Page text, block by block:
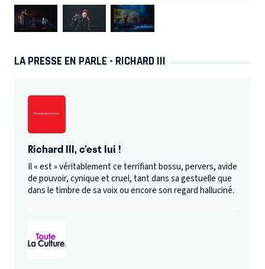
LA PRESSE EN PARLE - RICHARD III
Richard III, c’est lui !
Il « est » véritablement ce terrifiant bossu, pervers, avide
de pouvoir, cynique et cruel, tant dans sa gestuelle que
dans le timbre de sa voix ou encore son regard halluciné.